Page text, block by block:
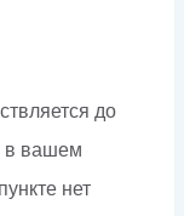
до
в вашем
нет